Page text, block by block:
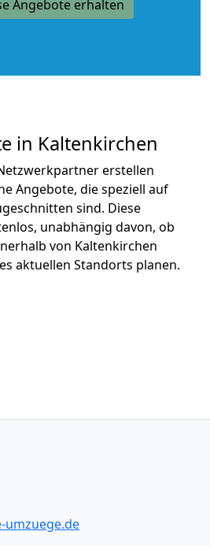
Angebote erhalten
in Kaltenkirchen
erstellen
Angebote, die speziell auf
sind. Diese
unabhängig davon, ob
von Kaltenkirchen
aktuellen Standorts planen.
umzuege.de